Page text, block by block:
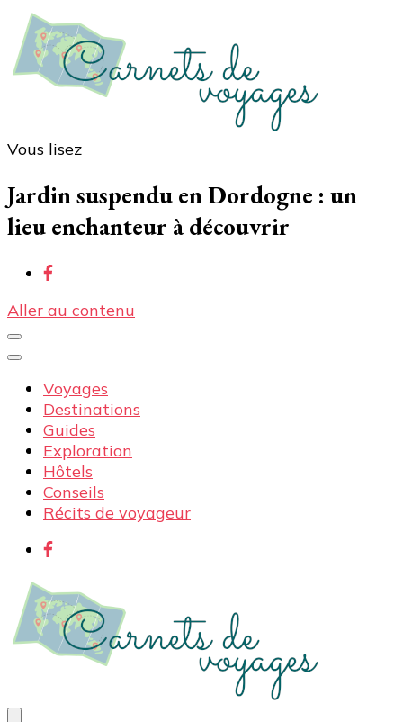
voyages, des conseils et avis sur les hôtelss
Vous lisez
Jardin suspendu en Dordogne : un
lieu enchanteur à découvrir
Aller au contenu
Voyages
Destinations
Guides
Exploration
Hôtels
Conseils
Récits de voyageur